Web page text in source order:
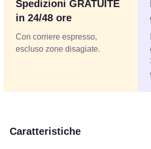
Spedizioni GRATUITE
in 24/48 ore
Con corriere espresso,
escluso zone disagiate.
Caratteristiche